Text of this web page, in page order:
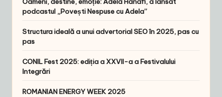
podcastul „Povești Nespuse cu Adela”
Structura ideală a unui advertorial SEO în 2025, pas cu
pas
CONIL Fest 2025: ediția a XXVII-a a Festivalului
Integrări
ROMANIAN ENERGY WEEK 2025